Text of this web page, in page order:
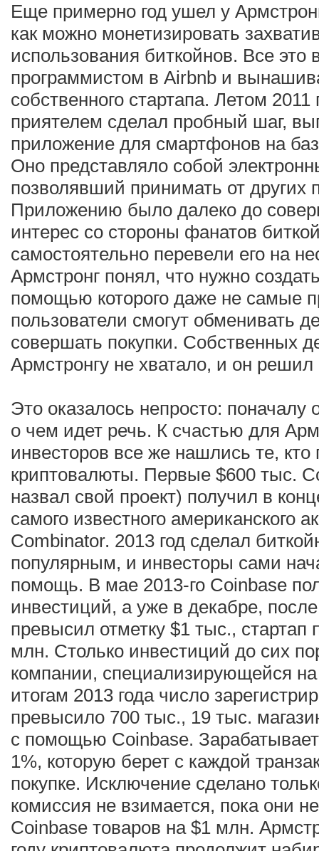
Еще примерно год ушел у
как можно монетизировать
использования биткойнов. Все
программистом в Airbnb и
собственного стартапа. Летом
приятелем сделал пробный шаг,
приложение для смартфонов на
Оно представляло собой
позволявший принимать от других
Приложению было далеко до
интерес со стороны фанатов
самостоятельно перевели его на
Армстронг понял, что нужно
помощью которого даже не самые
пользователи смогут обменивать
совершать покупки. Собственных
Армстронгу не хватало, и он
Это оказалось непросто:
о чем идет речь. К счастью для
инвесторов все же нашлись те,
криптовалюты. Первые $600 тыс.
назвал свой проект) получил в
самого известного американского
Combinator. 2013 год сделал
популярным, и инвесторы сами
помощь. В мае 2013-го Coinbase
инвестиций, а уже в декабре,
превысил отметку $1 тыс., стартап
млн. Столько инвестиций до сих
компании, специализирующейся
итогам 2013 года число
превысило 700 тыс., 19 тыс.
с помощью Coinbase.
1%, которую берет с каждой
покупке. Исключение сделано
комиссия не взимается, пока они
Coinbase товаров на $1 млн.